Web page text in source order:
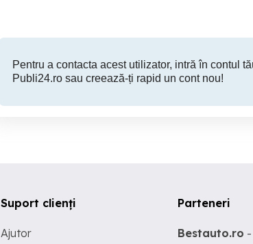
Pentru a contacta acest utilizator, intră în contul
Publi24.ro sau creează-ți rapid un cont nou!
Suport clienți
Ajutor
Parteneri
Bestauto.ro